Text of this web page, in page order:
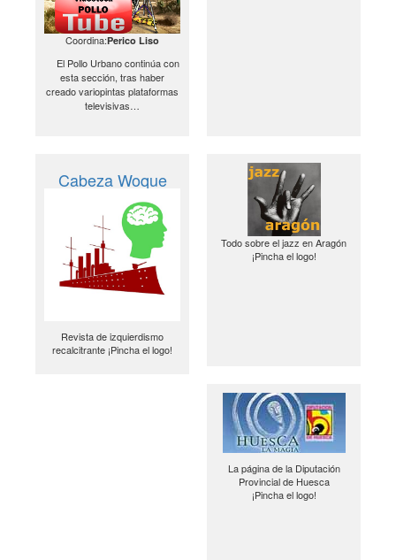
Coordina:Perico Liso
El Pollo Urbano continúa con
esta sección, tras haber
creado variopintas plataformas
televisivas…
Cabeza Woque
Revista de izquierdismo
recalcitrante ¡Pincha el logo!
Todo sobre el jazz en Aragón
¡Pincha el logo!
La página de la Diputación
Provincial de Huesca
¡Pincha el logo!